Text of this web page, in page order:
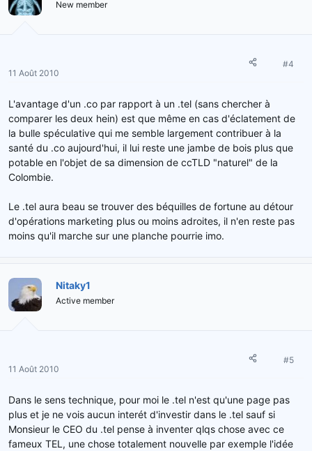
New member
11 Août 2010
#4
L'avantage d'un .co par rapport à un .tel (sans chercher à
comparer les deux hein) est que même en cas d'éclatement de
la bulle spéculative qui me semble largement contribuer à la
santé du .co aujourd'hui, il lui reste une jambe de bois plus que
potable en l'objet de sa dimension de ccTLD "naturel" de la
Colombie.
Le .tel aura beau se trouver des béquilles de fortune au détour
d'opérations marketing plus ou moins adroites, il n'en reste pas
moins qu'il marche sur une planche pourrie imo.
Nitaky1
Active member
11 Août 2010
#5
Dans le sens technique, pour moi le .tel n'est qu'une page pas
plus et je ne vois aucun interét d'investir dans le .tel sauf si
Monsieur le CEO du .tel pense à inventer qlqs chose avec ce
fameux TEL, une chose totalement nouvelle par exemple l'idée